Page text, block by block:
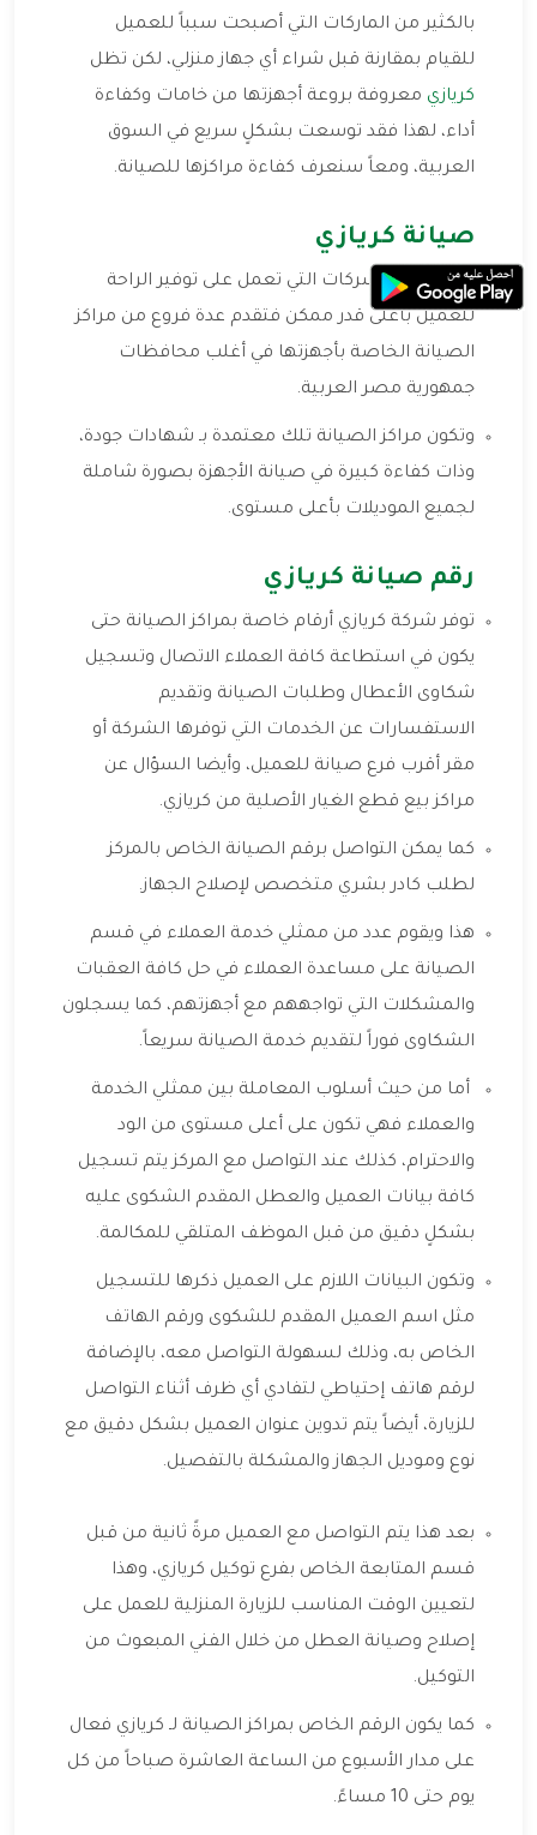
بالكثير من الماركات التي أصبحت سبباً للعميل
للقيام بمقارنة قبل شراء أي جهاز منزلي، لكن تظل
كريازي معروفة بروعة أجهزتها من خامات وكفاءة
أداء، لهذا فقد توسعت بشكلٍ سريع في السوق
العربية، ومعاً سنعرف كفاءة مراكزها للصيانة.
صيانة كريازي
كريازي من الشركات التي تعمل على توفير الراحة
للعميل بأعلى قدر ممكن فتقدم عدة فروع من مراكز
الصيانة الخاصة بأجهزتها في أغلب محافظات
جمهورية مصر العربية.
وتكون مراكز الصيانة تلك معتمدة بـ شهادات جودة،
وذات كفاءة كبيرة في صيانة الأجهزة بصورة شاملة
لجميع الموديلات بأعلى مستوى.
رقم صيانة كريازي
توفر شركة كريازي أرقام خاصة بمراكز الصيانة حتى
يكون في استطاعة كافة العملاء الاتصال وتسجيل
شكاوى الأعطال وطلبات الصيانة وتقديم
الاستفسارات عن الخدمات التي توفرها الشركة أو
مقر أقرب فرع صيانة للعميل، وأيضا السؤال عن
مراكز بيع قطع الغيار الأصلية من كريازي.
كما يمكن التواصل برقم الصيانة الخاص بالمركز
لطلب كادر بشري متخصص لإصلاح الجهاز.
هذا ويقوم عدد من ممثلي خدمة العملاء في قسم
الصيانة على مساعدة العملاء في حل كافة العقبات
والمشكلات التي تواجههم مع أجهزتهم، كما يسجلون
الشكاوى فوراً لتقديم خدمة الصيانة سريعاً.
أما من حيث أسلوب المعاملة بين ممثلي الخدمة
والعملاء فهي تكون على أعلى مستوى من الود
والاحترام، كذلك عند التواصل مع المركز يتم تسجيل
كافة بيانات العميل والعطل المقدم الشكوى عليه
بشكلٍ دقيق من قبل الموظف المتلقي للمكالمة.
وتكون البيانات اللازم على العميل ذكرها للتسجيل
مثل اسم العميل المقدم للشكوى ورقم الهاتف
الخاص به، وذلك لسهولة التواصل معه، بالإضافة
لرقم هاتف إحتياطي لتفادي أي ظرف أثناء التواصل
للزيارة، أيضاً يتم تدوين عنوان العميل بشكل دقيق مع
نوع وموديل الجهاز والمشكلة بالتفصيل.
بعد هذا يتم التواصل مع العميل مرةً ثانية من قبل
قسم المتابعة الخاص بفرع توكيل كريازي، وهذا
لتعيين الوقت المناسب للزيارة المنزلية للعمل على
إصلاح وصيانة العطل من خلال الفني المبعوث من
التوكيل.
كما يكون الرقم الخاص بمراكز الصيانة لـ كريازي فعال
على مدار الأسبوع من الساعة العاشرة صباحاً من كل
يوم حتى 10 مساءً.